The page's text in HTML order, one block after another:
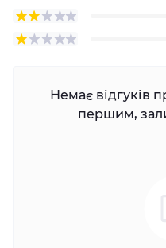
Немає відгуків
першим,